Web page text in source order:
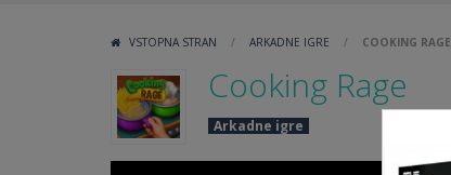
VSTOPNA STRAN / ARKADNE IGRE / COOKING RAGE
Cooking Rage
Arkadne igre